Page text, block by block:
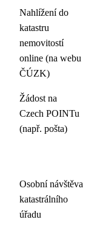
Nahlížení do
katastru
nemovitostí
online (na webu
ČÚZK)
Žádost na
Czech POINTu
(např. pošta)
Osobní návštěva
katastrálního
úřadu